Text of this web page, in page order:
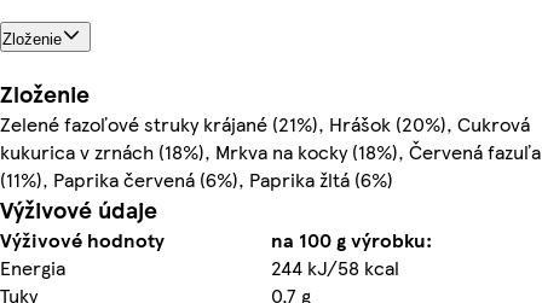
Zloženie
Zloženie
Zelené fazoľové struky krájané (21%), Hrášok (20%), Cukrová
kukurica v zrnách (18%), Mrkva na kocky (18%), Červená fazuľa
(11%), Paprika červená (6%), Paprika žltá (6%)
Výživové údaje
Výživové hodnoty
na 100 g výrobku:
Energia
244 kJ/58 kcal
Tuky
0,7 g